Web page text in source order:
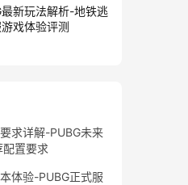
新玩法解析-地铁逃
戏体验评测
求详解-PUBG未来
配置要求
体验-PUBG正式服